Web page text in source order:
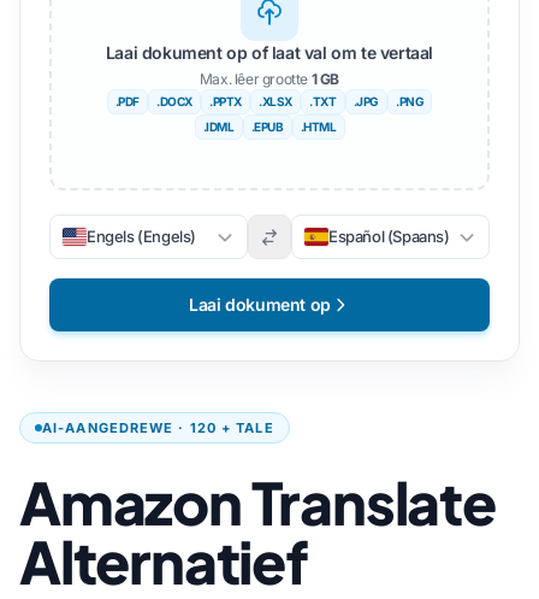
AI-AANGEDREWE · 120 + TALE
Amazon Translate
Alternatief
Laai dokument op of laat val om te vertaal
Max. lêer grootte 1 GB
.PDF .DOCX .PPTX .XLSX .TXT .JPG
.PNG
.IDML
.EPUB .HTML
Engels (Engels) Español (Spaans)
Laai dokument op